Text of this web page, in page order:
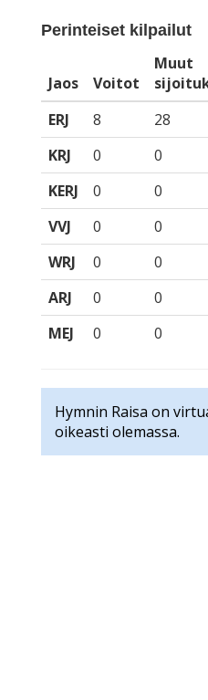
Perinteiset kilpailut
Jaos Voitot
Muut
ERJ
8 28
KRJ
0 0
KERJ
0 0
VVJ
0 0
WRJ
0 0
ARJ
0 0
MEJ
0 0
Hymnin Raisa on
oikeasti olemassa.